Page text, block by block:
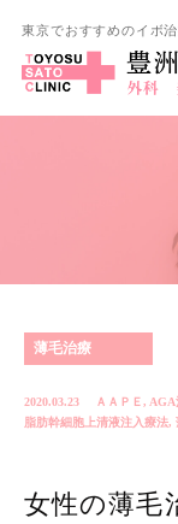
東京でおすすめのイボ
薄毛治療
2020.03.23 ＡＡＰＥ, AGA
脂肪幹細胞上清液注入療法,
女性の薄毛